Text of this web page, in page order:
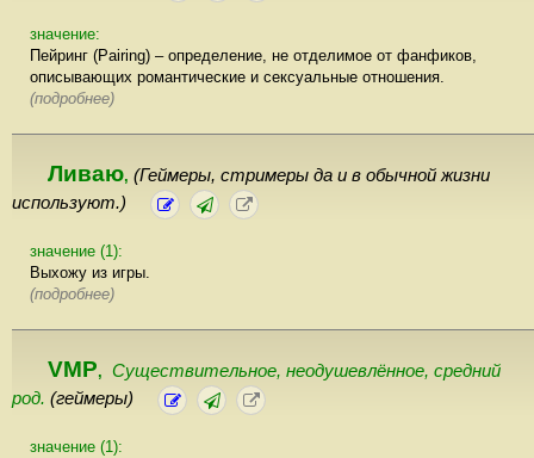
значение:
Пейринг (Pairing) – определение, не отделимое от фанфиков,
описывающих романтические и сексуальные отношения.
(подробнее)
Ливаю, (Геймеры, стримеры да и в обычной жизни
используют.)
значение (1):
Выхожу из игры.
(подробнее)
VMP, Существительное, неодушевлённое, cредний
род. (геймеры)
значение (1):